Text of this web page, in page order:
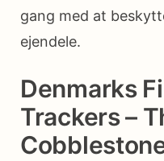
gang med at
ejendele.
Denmarks
Trackers –